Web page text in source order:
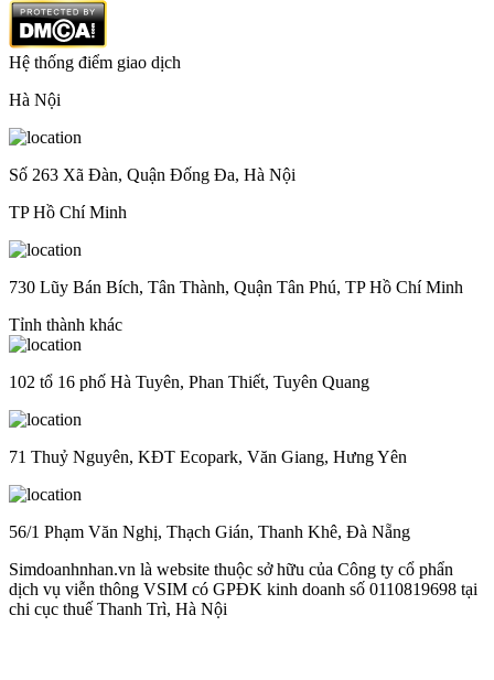
Hệ thống điểm giao dịch
Hà Nội
Số 263 Xã Đàn, Quận Đống Đa, Hà Nội
TP Hồ Chí Minh
730 Lũy Bán Bích, Tân Thành, Quận Tân Phú, TP Hồ Chí Minh
Tỉnh thành khác
102 tổ 16 phố Hà Tuyên, Phan Thiết, Tuyên Quang
71 Thuỷ Nguyên, KĐT Ecopark, Văn Giang, Hưng Yên
56/1 Phạm Văn Nghị, Thạch Gián, Thanh Khê, Đà Nẵng
Simdoanhnhan.vn là website thuộc sở hữu của Công ty cổ phẩn
dịch vụ viễn thông VSIM có GPĐK kinh doanh số 0110819698 tại
chi cục thuế Thanh Trì, Hà Nội